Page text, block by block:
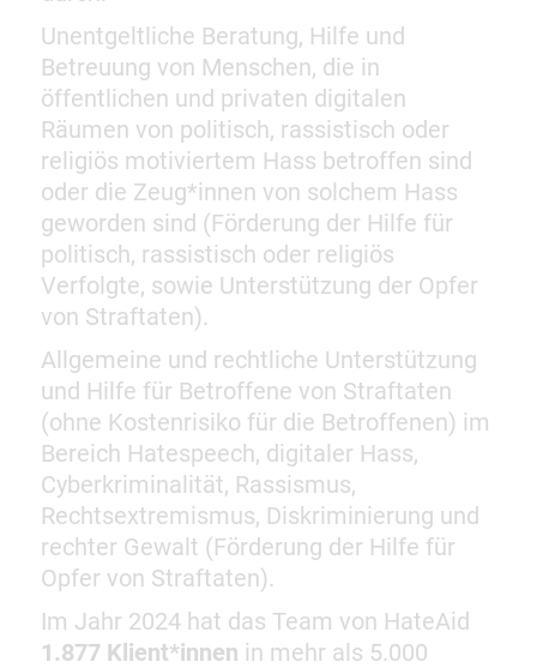
Unentgeltliche Beratung, Hilfe und
Betreuung von Menschen, die in
öffentlichen und privaten digitalen
Räumen von politisch, rassistisch oder
religiös motiviertem Hass betroffen sind
oder die Zeug*innen von solchem Hass
geworden sind (Förderung der Hilfe für
politisch, rassistisch oder religiös
Verfolgte, sowie Unterstützung der Opfer
von Straftaten).
Allgemeine und rechtliche Unterstützung
und Hilfe für Betroffene von Straftaten
(ohne Kostenrisiko für die Betroffenen) im
Bereich Hatespeech, digitaler Hass,
Cyberkriminalität, Rassismus,
Rechtsextremismus, Diskriminierung und
rechter Gewalt (Förderung der Hilfe für
Opfer von Straftaten).
Im Jahr 2024 hat das Team von HateAid
1.877 Klient*innen in mehr als 5.000